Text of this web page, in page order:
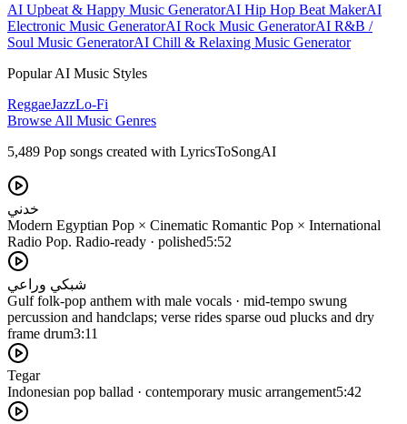
AI Upbeat & Happy Music GeneratorAI Hip Hop Beat MakerAI
Electronic Music GeneratorAI Rock Music GeneratorAI R&B /
Soul Music GeneratorAI Chill & Relaxing Music Generator
Popular AI Music Styles
ReggaeJazzLo-Fi
Browse All Music Genres
5,489 Pop songs created with LyricsToSongAI
خدني
Modern Egyptian Pop × Cinematic Romantic Pop × International
Radio Pop. Radio-ready · polished5:52
شبكي وراعي
Gulf folk-pop anthem with male vocals · mid-tempo swung
percussion and handclaps; verse rides sparse oud plucks and dry
frame drum3:11
Tegar
Indonesian pop ballad · contemporary music arrangement5:42